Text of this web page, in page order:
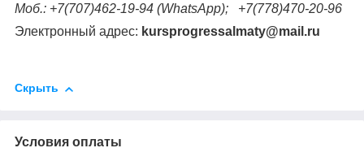
Моб.: +7(707)462-19-94 (WhatsApp); +7(778)470-20-96
Электронный адрес: kursprogressalmaty@mail.ru
Скрыть
Условия оплаты